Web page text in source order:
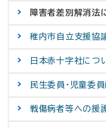
障害者差別解消法
稚内市自立支援協
日本赤十字社につ
民生委員・児童委
戦傷病者等への援